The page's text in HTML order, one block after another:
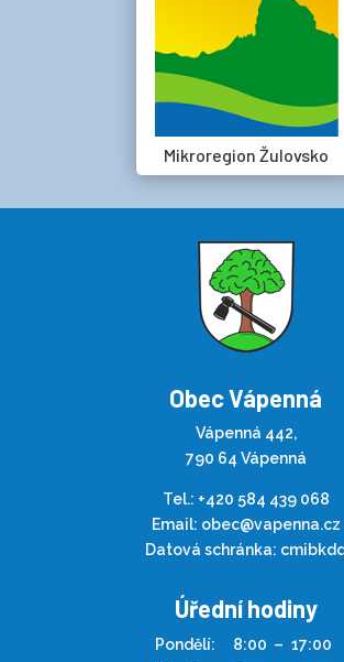
Mikroregion Žulovsko
Obec Vápenná
Vápenná 442,
790 64 Vápenná
Tel.: +420 584 439 068
Email: obec@vapenna.cz
Datová schránka:
Úřední hodiny
Pondělí: 8:00 – 17:00